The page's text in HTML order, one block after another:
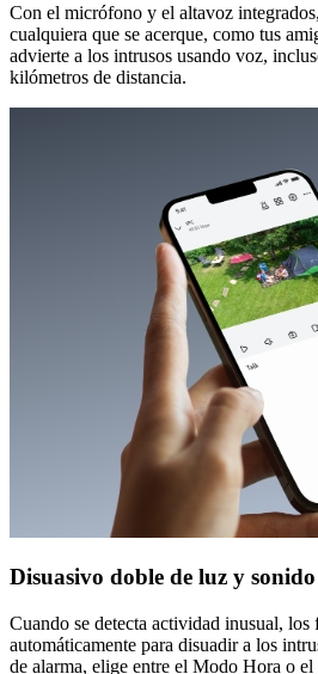
Con el micrófono y el altavoz
cualquiera que se acerque, como tus
advierte a los intrusos usando voz,
kilómetros de distancia.
Disuasivo doble de luz y sonido
Cuando se detecta actividad inusual, los
automáticamente para disuadir a los
de alarma, elige entre el Modo Hora o